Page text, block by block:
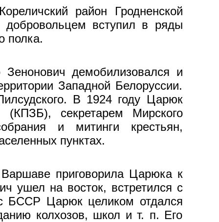
район Гродненской
добровольцем вступил в ряды
полка.
демобилизовался и
Западной Белорус­сии.
В 1924 году Царюк
(КПЗБ), секретарем Мирского
и митинги крестьян,
пунктах.
приговорила Царюка к
ушел на восток, встретился с
БССР Царюк целиком отдался
колхо­зов, школ и т. п. Его